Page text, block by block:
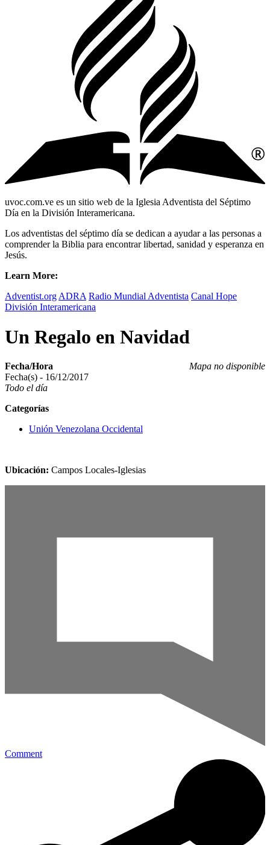
uvoc.com.ve es un sitio web de la Iglesia Adventista del Séptimo
Día en la División Interamericana.
Los adventistas del séptimo día se dedican a ayudar a las personas a
comprender la Biblia para encontrar libertad, sanidad y esperanza en
Jesús.
Learn More:
Adventist.org ADRA Radio Mundial Adventista Canal Hope
División Interamericana
Un Regalo en Navidad
Mapa no disponible
Fecha/Hora
Fecha(s) - 16/12/2017
Todo el día
Categorías
Unión Venezolana Occidental
Ubicación: Campos Locales-Iglesias
Comment